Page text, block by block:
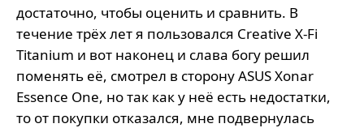
достаточно, чтобы оценить и сравнить. В
течение трёх лет я пользовался Creative X-Fi
Titanium и вот наконец и слава богу решил
поменять её, смотрел в сторону ASUS Xonar
Essence One, но так как у неё есть недостатки,
то от покупки отказался, мне подвернулась